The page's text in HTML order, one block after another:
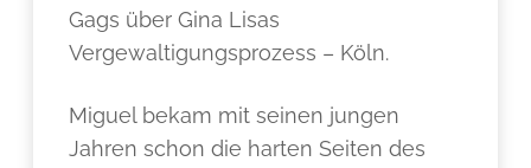
Gags über Gina Lisas
Vergewaltigungsprozess – Köln.
Miguel bekam mit seinen jungen
Jahren schon die harten Seiten des